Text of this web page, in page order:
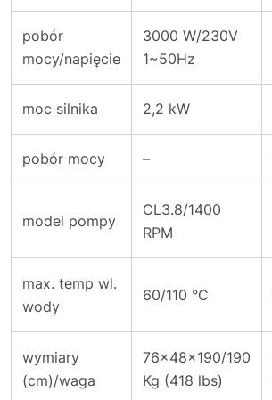
pobór
mocy/napięcie
3000 W/230V
1~50Hz
moc silnika 2,2 kW
pobór mocy –
model pompy
CL3.8/1400
RPM
max. temp wl.
wody
60/110 °C
wymiary
(cm)/waga
76x48x190/190
Kg (418 lbs)